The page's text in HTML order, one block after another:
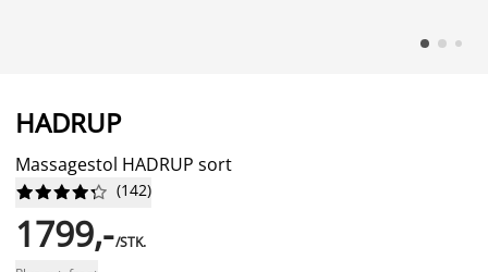
HADRUP
Massagestol HADRUP sort





 (142)
1799,-/STK.